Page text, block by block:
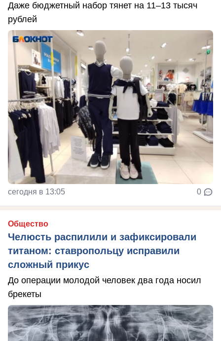
Даже бюджетный набор тянет на 11–13 тысяч
рублей
сегодня в 13:05 0
Общество
Челюсть распилили и зафиксировали
титаном: ставропольцу исправили
сложный прикус
До операции молодой человек два года носил
брекеты